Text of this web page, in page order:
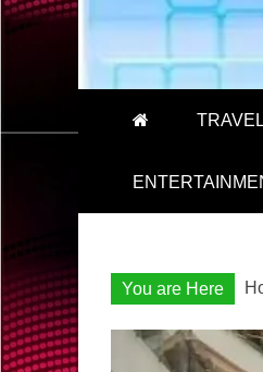
TRAVEL
You are Here